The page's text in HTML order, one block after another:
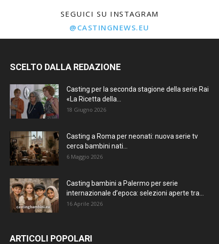
SEGUICI SU INSTAGRAM
@CASTINGNEWS.EU
SCELTO DALLA REDAZIONE
Casting per la seconda stagione della serie Rai
«La Ricetta della...
18 Giugno 2026
Casting a Roma per neonati: nuova serie tv
cerca bambini nati...
6 Maggio 2026
Casting bambini a Palermo per serie
internazionale d’epoca: selezioni aperte tra...
16 Aprile 2026
ARTICOLI POPOLARI